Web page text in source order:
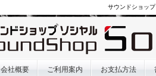
サウンドショッ
会社概要 ご利用案内 お支払方法